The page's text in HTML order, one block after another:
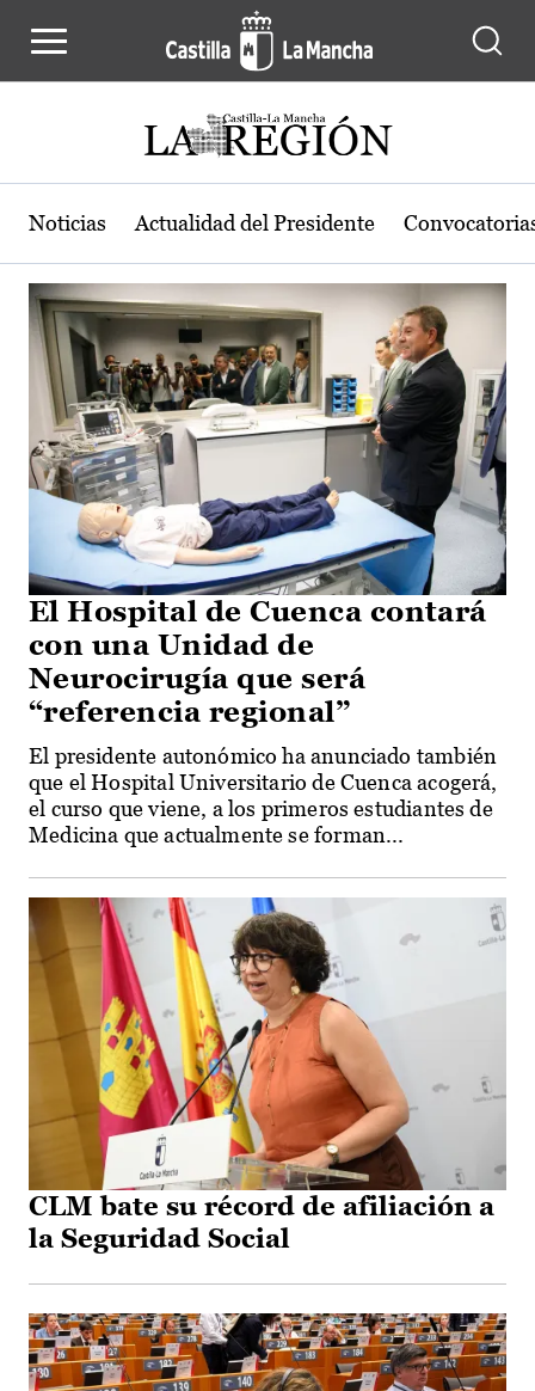
Actualidad de la región de Castilla-
Noticias Actualidad del Presidente
El Hospital de Cuenca contará
con una Unidad de
Neurocirugía que será
“referencia regional”
El presidente autonómico ha anunciado también
que el Hospital Universitario de Cuenca acogerá,
el curso que viene, a los primeros estudiantes de
Medicina que actualmente se forman...
CLM bate su récord de afiliación a
la Seguridad Social